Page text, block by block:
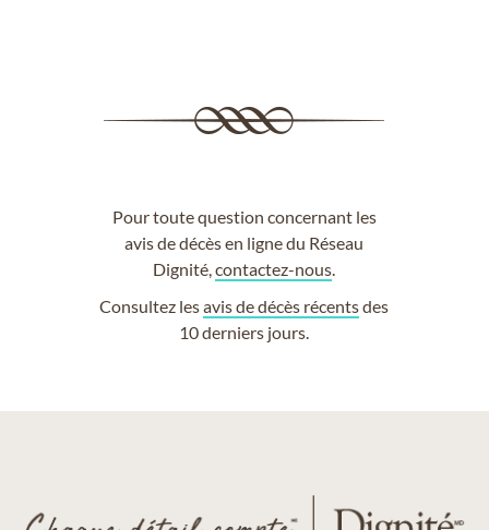
Pour toute question concernant les
avis de décès en ligne du Réseau
Dignité,contactez-nous
Consultez lesavis de décès récentsdes
10 derniers jours.